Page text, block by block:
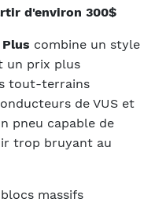
d'environ 300$
combine un style
un prix plus
tout-terrains
de VUS et
pneu capable de
trop bruyant au
massifs